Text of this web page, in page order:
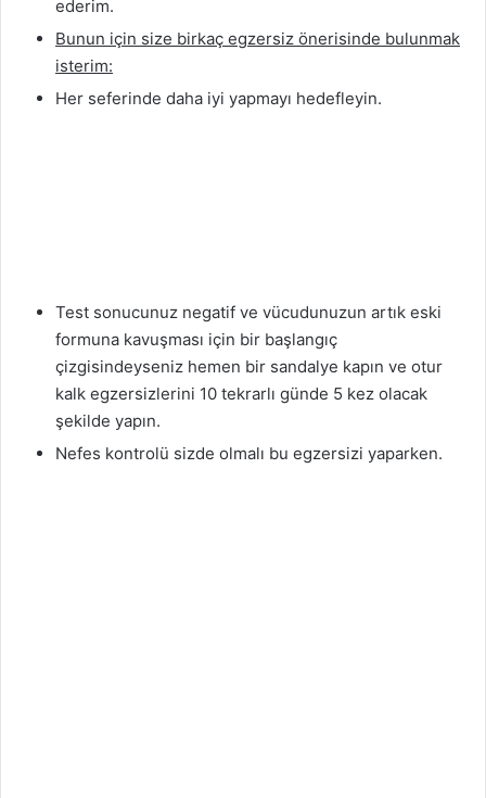
ederim.
Bunun için size birkaç egzersiz önerisinde bulunmak
isterim:
Her seferinde daha iyi yapmayı hedefleyin.
Test sonucunuz negatif ve vücudunuzun artık eski
formuna kavuşması için bir başlangıç
çizgisindeyseniz hemen bir sandalye kapın ve otur
kalk egzersizlerini 10 tekrarlı günde 5 kez olacak
şekilde yapın.
Nefes kontrolü sizde olmalı bu egzersizi yaparken.